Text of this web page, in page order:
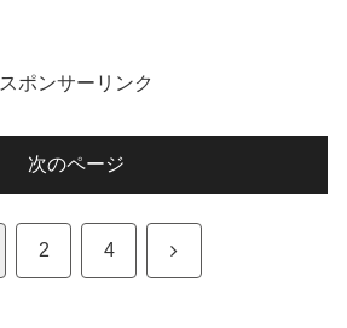
スポンサーリンク
次のページ
2 4 次